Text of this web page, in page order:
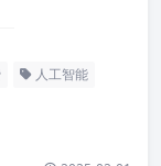
人工智能